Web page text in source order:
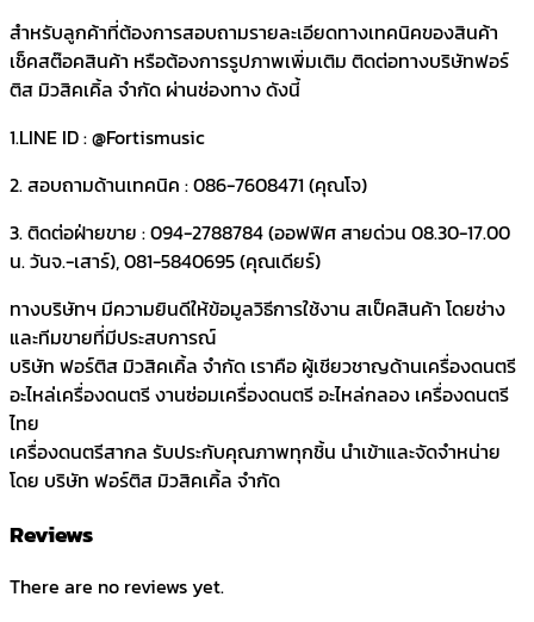
สำหรับลูกค้าที่ต้องการสอบถามรายละเอียดทางเทคนิคของสินค้า
เช็คสต๊อคสินค้า หรือต้องการรูปภาพเพิ่มเติม ติดต่อทางบริษัทฟอร์
ติส มิวสิคเคิ้ล จำกัด ผ่านช่องทาง ดังนี้
1.LINE ID : @Fortismusic
2. สอบถามด้านเทคนิค : 086-7608471 (คุณโจ)
3. ติดต่อฝ่ายขาย : 094-2788784 (ออฟฟิศ สายด่วน 08.30-17.00
น. วันจ.-เสาร์), 081-5840695 (คุณเดียร์)
ทางบริษัทฯ มีความยินดีให้ข้อมูลวิธีการใช้งาน สเป็คสินค้า โดยช่าง
และทีมขายที่มีประสบการณ์
บริษัท ฟอร์ติส มิวสิคเคิ้ล จำกัด เราคือ ผู้เชียวชาญด้านเครื่องดนตรี
อะไหล่เครื่องดนตรี งานซ่อมเครื่องดนตรี อะไหล่กลอง เครื่องดนตรี
ไทย
เครื่องดนตรีสากล รับประกับคุณภาพทุกชิ้น นำเข้าและจัดจำหน่าย
โดย บริษัท ฟอร์ติส มิวสิคเคิ้ล จำกัด
Reviews
There are no reviews yet.